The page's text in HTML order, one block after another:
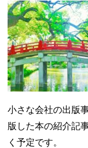
小さな会社の出版
版した本の紹介記
く予定です。